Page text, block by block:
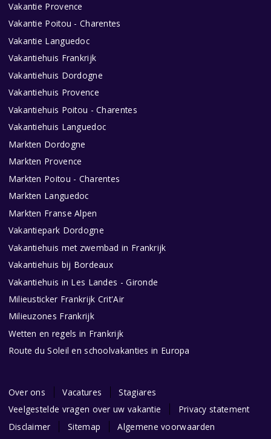
Vakantie Provence
Vakantie Poitou - Charentes
Vakantie Languedoc
Vakantiehuis Frankrijk
Vakantiehuis Dordogne
Vakantiehuis Provence
Vakantiehuis Poitou - Charentes
Vakantiehuis Languedoc
Markten Dordogne
Markten Provence
Markten Poitou - Charentes
Markten Languedoc
Markten Franse Alpen
Vakantiepark Dordogne
Vakantiehuis met zwembad in Frankrijk
Vakantiehuis bij Bordeaux
Vakantiehuis in Les Landes - Gironde
Milieusticker Frankrijk Crit'Air
Milieuzones Frankrijk
Wetten en regels in Frankrijk
Route du Soleil en schoolvakanties in Europa
Over ons Vacatures
Stagiares
Veelgestelde vragen over uw vakantie
Privacy statement
Disclaimer
Sitemap
Algemene voorwaarden